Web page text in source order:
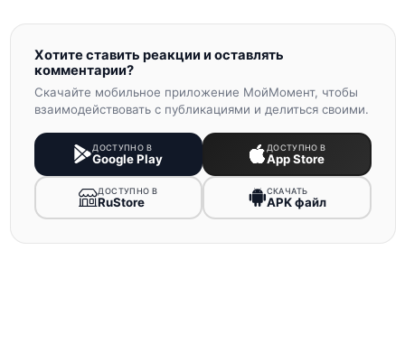
Хотите ставить реакции и оставлять
комментарии?
Скачайте мобильное приложение МойМомент, чтобы
взаимодействовать с публикациями и делиться своими.
ДОСТУПНО В
Google Play
ДОСТУПНО В
App Store
ДОСТУПНО В
RuStore
СКАЧАТЬ
APK файл